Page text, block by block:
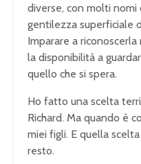
diverse, con molti nomi
gentilezza superficiale
Imparare a
la disponibilità a
quello che si spera.
Ho fatto una scelta
Richard. Ma quando è
miei figli. E quella
resto.